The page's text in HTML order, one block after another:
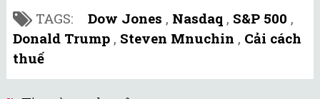
TAGS: Dow Jones , Nasdaq , S&P 500 ,
Donald Trump , Steven Mnuchin , Cải cách
thuế